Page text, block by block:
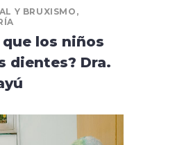
Y BRUXISMO ,
que los niños
dientes? Dra.